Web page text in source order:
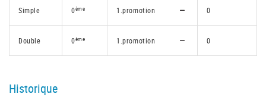
Simple 0ème 1.promotion 0
Double 0ème 1.promotion 0
Historique